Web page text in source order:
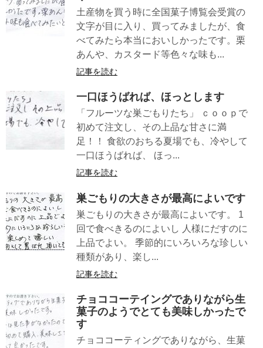
土産物を買う時に全国菓子博覧会受賞の
文字が目に入り、買ってみましたが、食
べてみたら本当においしかったです。栗
あんや、カスタード等色々な味も...
記事を読む
一口ほうばれば、ほっとします
「フルーツな巣ごもりたち」 ｃｏｏｐで
初めて注文し、その上品な甘さに満
足！！ 食欲のおちる夏場でも、冷やして
一口ほうばれば、 ほっ...
記事を読む
巣ごもりの大きさが最高によいです
巣ごもりの大きさが最高によいです。 1
回で食べきるのによいし 人様にだすのに
上品でよい。 季節的にいろいろな珍しい
種類があり、楽し...
記事を読む
チョココーテイングでありながら生
菓子のようでとても美味しかったで
す
チョココーティングでありながら、生菓